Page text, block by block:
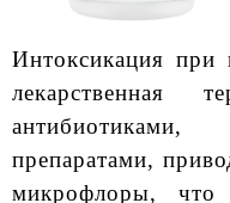
Интоксикация при
препаратами,
микрофлоры, что